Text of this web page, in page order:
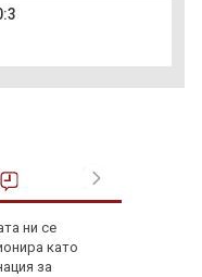
ни се
като
за